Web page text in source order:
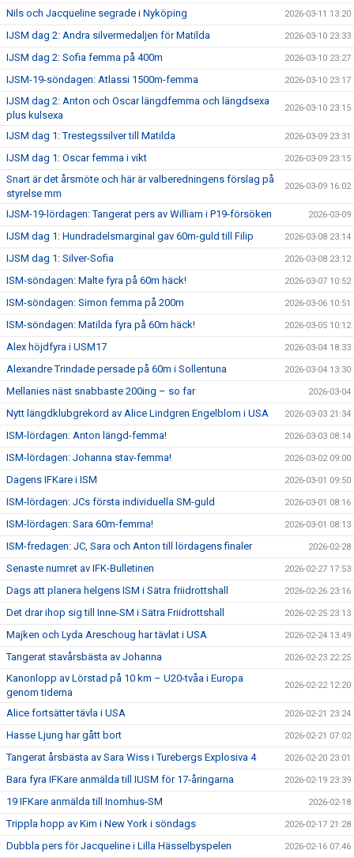
Nils och Jacqueline segrade i Nyköping 2026-03-11 13:20
IJSM dag 2: Andra silvermedaljen för Matilda 2026-03-10 23:33
IJSM dag 2: Sofia femma på 400m 2026-03-10 23:27
IJSM-19-söndagen: Atlassi 1500m-femma 2026-03-10 23:17
IJSM dag 2: Anton och Oscar längdfemma och längdsexa
plus kulsexa
2026-03-10 23:15
IJSM dag 1: Trestegssilver till Matilda 2026-03-09 23:31
IJSM dag 1: Oscar femma i vikt 2026-03-09 23:15
Snart är det årsmöte och här är valberedningens förslag på
styrelse mm
2026-03-09 16:02
IJSM-19-lördagen: Tangerat pers av William i P19-försöken 2026-03-09
IJSM dag 1: Hundradelsmarginal gav 60m-guld till Filip 2026-03-08 23:14
IJSM dag 1: Silver-Sofia 2026-03-08 23:12
ISM-söndagen: Malte fyra på 60m häck! 2026-03-07 10:52
ISM-söndagen: Simon femma på 200m 2026-03-06 10:51
ISM-söndagen: Matilda fyra på 60m häck! 2026-03-05 10:12
Alex höjdfyra i USM17 2026-03-04 18:33
Alexandre Trindade persade på 60m i Sollentuna 2026-03-04 13:30
Mellanies näst snabbaste 200ing – so far 2026-03-04
Nytt längdklubgrekord av Alice Lindgren Engelblom i USA 2026-03-03 21:34
ISM-lördagen: Anton längd-femma! 2026-03-03 08:14
ISM-lördagen: Johanna stav-femma! 2026-03-02 09:00
Dagens IFKare i ISM 2026-03-01 09:50
ISM-lördagen: JCs första individuella SM-guld 2026-03-01 08:16
ISM-lördagen: Sara 60m-femma! 2026-03-01 08:13
ISM-fredagen: JC, Sara och Anton till lördagens finaler 2026-02-28
Senaste numret av IFK-Bulletinen 2026-02-27 17:53
Dags att planera helgens ISM i Sätra friidrottshall 2026-02-26 23:16
Det drar ihop sig till Inne-SM i Sätra Friidrottshall 2026-02-25 23:13
Majken och Lyda Areschoug har tävlat i USA 2026-02-24 13:49
Tangerat stavårsbästa av Johanna 2026-02-23 22:25
Kanonlopp av Lörstad på 10 km – U20-tvåa i Europa
genom tiderna
2026-02-22 12:20
Alice fortsätter tävla i USA 2026-02-21 23:24
Hasse Ljung har gått bort 2026-02-21 07:02
Tangerat årsbästa av Sara Wiss i Turebergs Explosiva 4 2026-02-20 23:01
Bara fyra IFKare anmälda till IUSM för 17-åringarna 2026-02-19 23:39
19 IFKare anmälda till Inomhus-SM 2026-02-18
Trippla hopp av Kim i New York i söndags 2026-02-17 21:28
Dubbla pers för Jacqueline i Lilla Hässelbyspelen 2026-02-16 07:46